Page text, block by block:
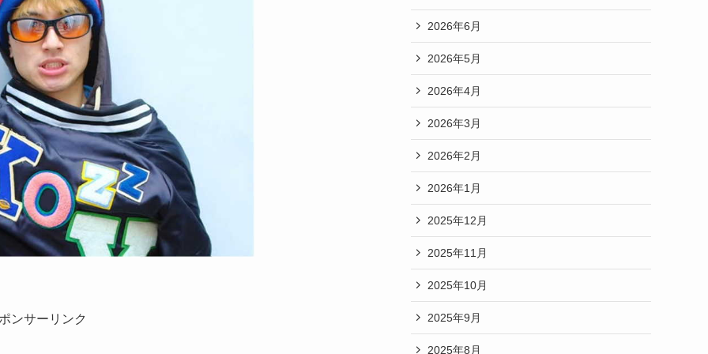
ンサーリンク
2026年6月
2026年5月
2026年4月
2026年3月
2026年2月
2026年1月
2025年12月
2025年11月
2025年10月
2025年9月
2025年8月